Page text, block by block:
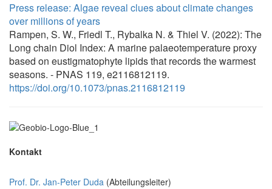
Press release: Algae reveal clues about climate changes
over millions of years
Rampen, S. W., Friedl T., Rybalka N. & Thiel V. (2022): The
Long chain Diol Index: A marine palaeotemperature proxy
based on eustigmatophyte lipids that records the warmest
seasons. - PNAS 119, e2116812119.
https://doi.org/10.1073/pnas.2116812119
Kontakt
Prof. Dr. Jan-Peter Duda (Abteilungsleiter)